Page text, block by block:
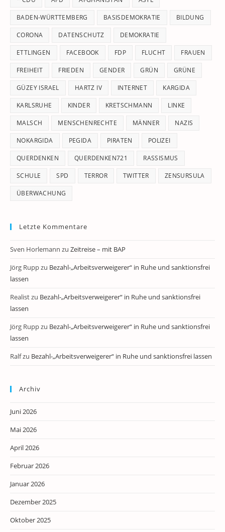
BADEN-WÜRTTEMBERG BASISDEMOKRATIE BILDUNG
CORONA DATENSCHUTZ DEMOKRATIE
ETTLINGEN FACEBOOK FDP FLUCHT FRAUEN
FREIHEIT FRIEDEN GENDER GRÜN GRÜNE
GÜZEY ISRAEL HARTZ IV INTERNET KARGIDA
KARLSRUHE KINDER KRETSCHMANN LINKE
MALSCH MENSCHENRECHTE MÄNNER NAZIS
NOKARGIDA PEGIDA PIRATEN POLIZEI
QUERDENKEN QUERDENKEN721 RASSISMUS
SCHULE SPD TERROR TWITTER ZENSURSULA
ÜBERWACHUNG
Letzte Kommentare
Sven Horlemann zu Zeitreise – mit BAP
Jörg Ruppzu Bezahl-„Arbeitsverweigerer“ in Ruhe und sanktionsfrei
lassen
Realistzu Bezahl-„Arbeitsverweigerer“ in Ruhe und sanktionsfrei
lassen
Jörg Ruppzu Bezahl-„Arbeitsverweigerer“ in Ruhe und sanktionsfrei
lassen
Ralfzu Bezahl-„Arbeitsverweigerer“ in Ruhe und sanktionsfrei lassen
Archiv
Juni 2026
Mai 2026
April 2026
Februar 2026
Januar 2026
Dezember 2025
Oktober 2025